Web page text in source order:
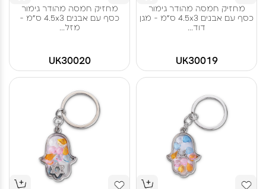
מחזיק חמסה מהודר גימור
כסף עם אבנים 4.5x3 ס"מ - מגן
דוד...
UK30019
מחזיק חמסה מהודר גימור
כסף עם אבנים 4.5x3 ס"מ -
מזל...
UK30020